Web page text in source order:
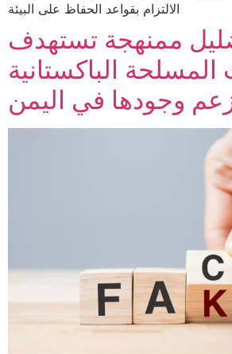
الالتزام بقواعد الحفاظ على البيئة
ممنهجة تستهدف
المسلحة الباكستانية
وجودها في اليمن